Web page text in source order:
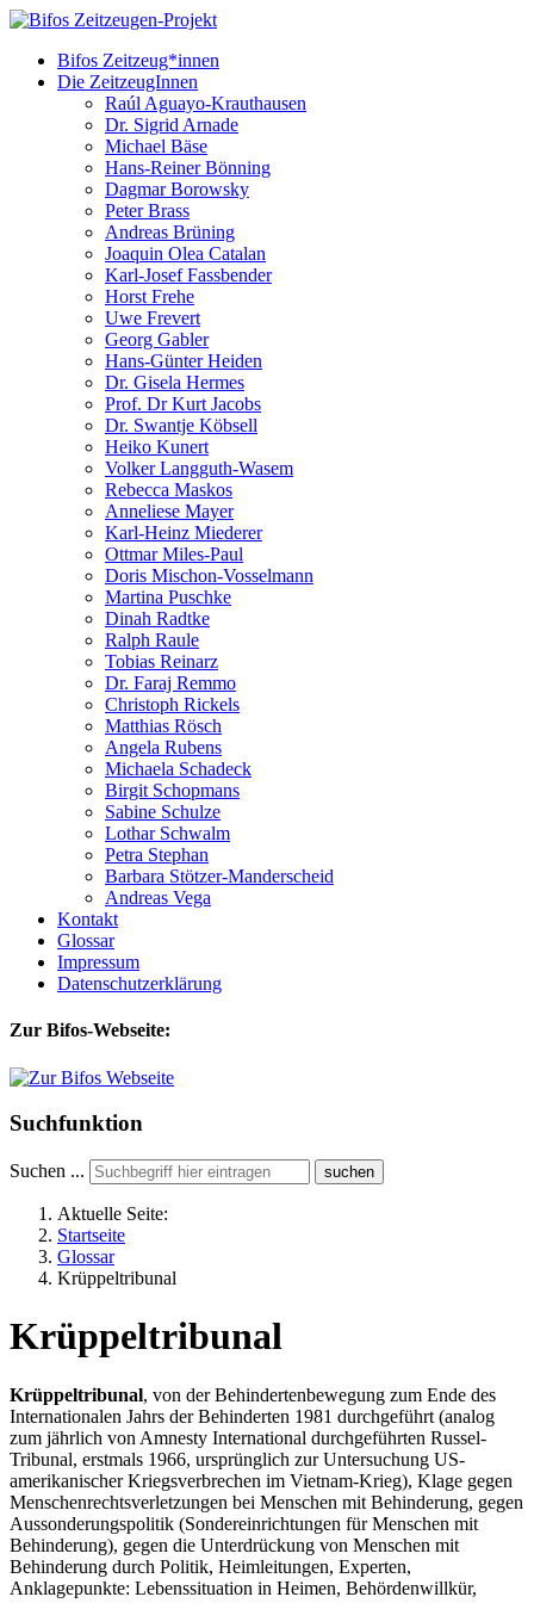
Bifos Zeitzeug*innen
Die ZeitzeugInnen
Raúl Aguayo-Krauthausen
Dr. Sigrid Arnade
Michael Bäse
Hans-Reiner Bönning
Dagmar Borowsky
Peter Brass
Andreas Brüning
Joaquin Olea Catalan
Karl-Josef Fassbender
Horst Frehe
Uwe Frevert
Georg Gabler
Hans-Günter Heiden
Dr. Gisela Hermes
Prof. Dr Kurt Jacobs
Dr. Swantje Köbsell
Heiko Kunert
Volker Langguth-Wasem
Rebecca Maskos
Anneliese Mayer
Karl-Heinz Miederer
Ottmar Miles-Paul
Doris Mischon-Vosselmann
Martina Puschke
Dinah Radtke
Ralph Raule
Tobias Reinarz
Dr. Faraj Remmo
Christoph Rickels
Matthias Rösch
Angela Rubens
Michaela Schadeck
Birgit Schopmans
Sabine Schulze
Lothar Schwalm
Petra Stephan
Barbara Stötzer-Manderscheid
Andreas Vega
Kontakt
Glossar
Impressum
Datenschutzerklärung
Zur Bifos-Webseite:
Suchfunktion
Suchen ... suchen
Aktuelle Seite:
Startseite
Glossar
Krüppeltribunal
Krüppeltribunal
Krüppeltribunal, von der Behindertenbewegung zum Ende des
Internationalen Jahrs der Behinderten 1981 durchgeführt (analog
zum jährlich von Amnesty International durchgeführten Russel-
Tribunal, erstmals 1966, ursprünglich zur Untersuchung US-
amerikanischer Kriegsverbrechen im Vietnam-Krieg), Klage gegen
Menschenrechtsverletzungen bei Menschen mit Behinderung, gegen
Aussonderungspolitik (Sondereinrichtungen für Menschen mit
Behinderung), gegen die Unterdrückung von Menschen mit
Behinderung durch Politik, Heimleitungen, Experten,
Anklagepunkte: Lebenssituation in Heimen, Behördenwillkür,